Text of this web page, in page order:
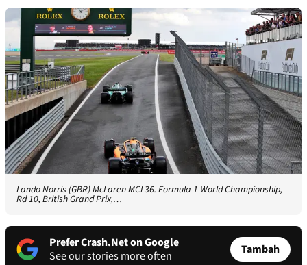
Lando Norris (GBR) McLaren MCL36. Formula 1 World Championship,
Rd 10, British Grand Prix,…
Prefer Crash.Net on Google
See our stories more often
Tambah